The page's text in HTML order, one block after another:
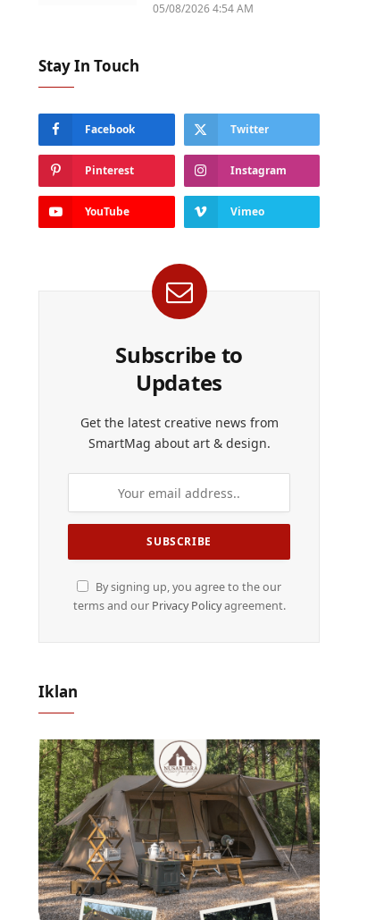
05/08/2026 4:54 AM
Stay In Touch
Facebook Twitter
Pinterest Instagram
YouTube Vimeo
Subscribe to
Updates
Get the latest creative news from
SmartMag about art & design.
By signing up, you agree to the our
terms and our Privacy Policyagreement.
Iklan